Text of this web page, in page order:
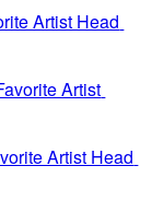
Artist Head
Artist
Artist Head